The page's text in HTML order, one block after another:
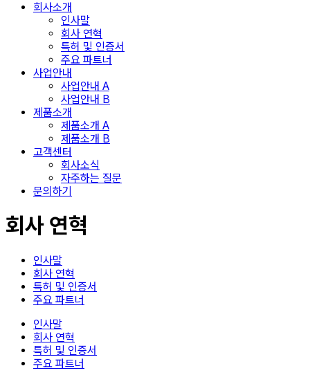
회사소개
인사말
회사 연혁
특허 및 인증서
주요 파트너
사업안내
사업안내 A
사업안내 B
제품소개
제품소개 A
제품소개 B
고객센터
회사소식
자주하는 질문
문의하기
회사 연혁
인사말
회사 연혁
특허 및 인증서
주요 파트너
인사말
회사 연혁
특허 및 인증서
주요 파트너